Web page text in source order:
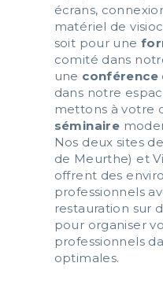
écrans,
matériel de
soit pour une
comité dans
une conférence
dans notre
mettons à votre
séminaire
Nos deux sites
de Meurthe) et
offrent des
professionnels
restauration sur
pour organiser
professionnels
optimales.